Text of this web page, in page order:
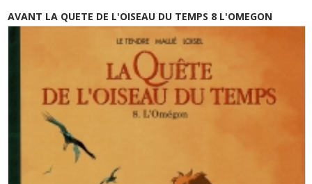
AVANT LA QUETE DE L'OISEAU DU TEMPS 8 L'OMEGON